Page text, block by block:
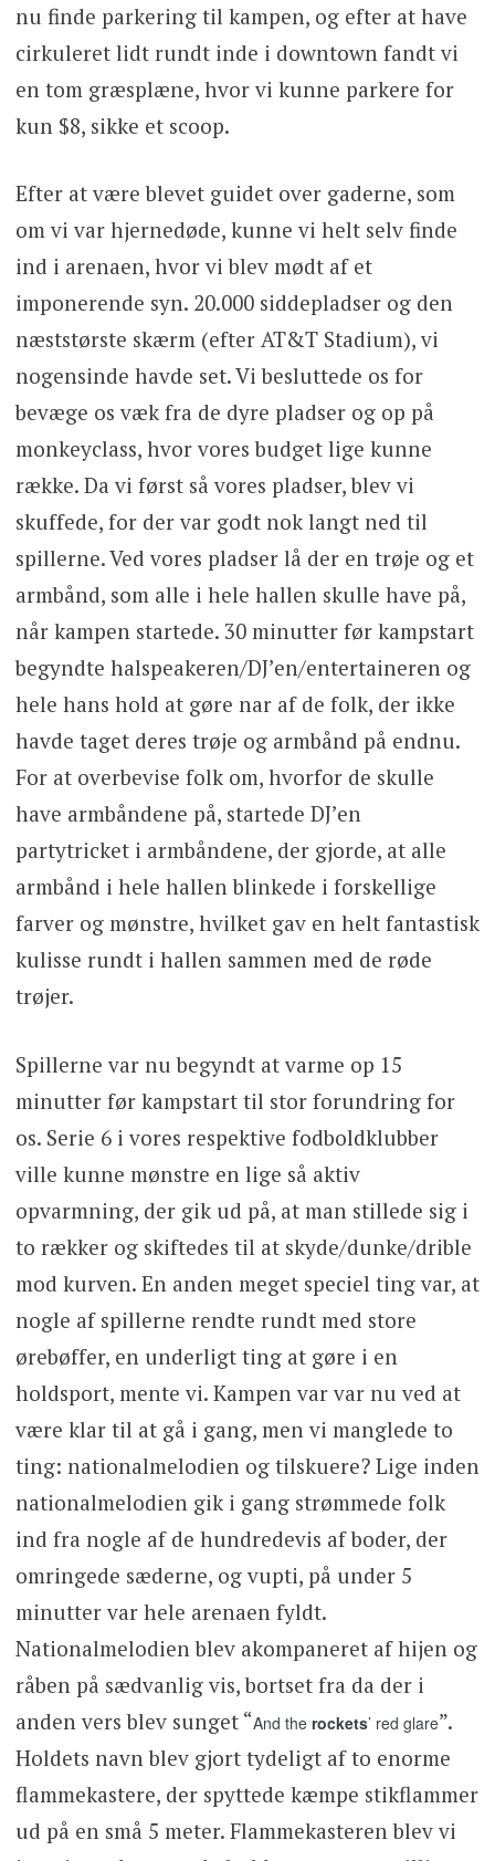
nu finde parkering til kampen, og efter at have
cirkuleret lidt rundt inde i downtown fandt vi
en tom græsplæne, hvor vi kunne parkere for
kun $8, sikke et scoop.
Efter at være blevet guidet over gaderne, som
om vi var hjernedøde, kunne vi helt selv finde
ind i arenaen, hvor vi blev mødt af et
imponerende syn. 20.000 siddepladser og den
næststørste skærm (efter AT&T Stadium), vi
nogensinde havde set. Vi besluttede os for
bevæge os væk fra de dyre pladser og op på
monkeyclass, hvor vores budget lige kunne
række. Da vi først så vores pladser, blev vi
skuffede, for der var godt nok langt ned til
spillerne. Ved vores pladser lå der en trøje og et
armbånd, som alle i hele hallen skulle have på,
når kampen startede. 30 minutter før kampstart
begyndte halspeakeren/DJ’en/entertaineren og
hele hans hold at gøre nar af de folk, der ikke
havde taget deres trøje og armbånd på endnu.
For at overbevise folk om, hvorfor de skulle
have armbåndene på, startede DJ’en
partytricket i armbåndene, der gjorde, at alle
armbånd i hele hallen blinkede i forskellige
farver og mønstre, hvilket gav en helt fantastisk
kulisse rundt i hallen sammen med de røde
trøjer.
Spillerne var nu begyndt at varme op 15
minutter før kampstart til stor forundring for
os. Serie 6 i vores respektive fodboldklubber
ville kunne mønstre en lige så aktiv
opvarmning, der gik ud på, at man stillede sig i
to rækker og skiftedes til at skyde/dunke/drible
mod kurven. En anden meget speciel ting var, at
nogle af spillerne rendte rundt med store
ørebøffer, en underligt ting at gøre i en
holdsport, mente vi. Kampen var var nu ved at
være klar til at gå i gang, men vi manglede to
ting: nationalmelodien og tilskuere? Lige inden
nationalmelodien gik i gang strømmede folk
ind fra nogle af de hundredevis af boder, der
omringede sæderne, og vupti, på under 5
minutter var hele arenaen fyldt.
Nationalmelodien blev akompaneret af hijen og
råben på sædvanlig vis, bortset fra da der i
anden vers blev sunget “And the rockets’ red glare”.
Holdets navn blev gjort tydeligt af to enorme
flammekastere, der spyttede kæmpe stikflammer
ud på en små 5 meter. Flammekasteren blev vi